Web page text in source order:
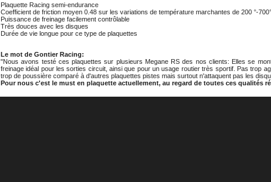
Plaquette Racing semi-endurance
Coefficient de friction moyen 0.48 sur les variations de température marchantes de 200 °-
Puissance de freinage facilement contrôlable
Très douces avec les disques
Durée de vie longue pour ce type de plaquettes
Le mot de Gontier Racing:
"Nous avons testé ces plaquettes sur plusieurs Megane RS des nos clients: Elles se
freinage idéal pour les sorties circuit, ainsi que pour un usage routier très sportif. Pas trop
trop de poussière comparé à d'autres plaquettes pistes mais surtout n'attaquent pas les
Pour nous c'est le must en plaquette actuellement, au regard de toutes ces qualités